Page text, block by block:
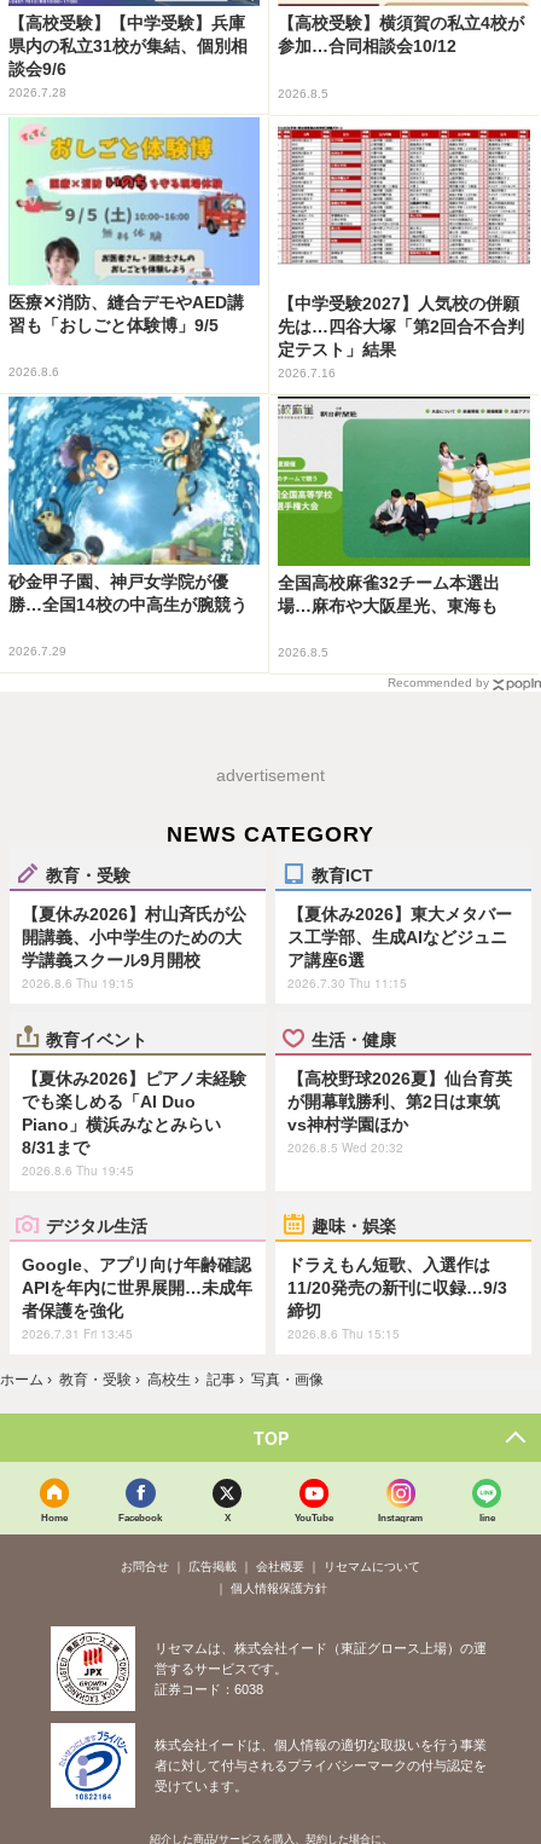
【高校受験】【中学受験】兵庫
県内の私立31校が集結、個別相
談会9/6
2026.7.28
【高校受験】横須賀の私立4校が
参加…合同相談会10/12
2026.8.5
医療✕消防、縫合デモやAED講
習も「おしごと体験博」9/5
2026.8.6
【中学受験2027】人気校の併願
先は…四谷大塚「第2回合不合判
定テスト」結果
2026.7.16
砂金甲子園、神戸女学院が優
勝…全国14校の中高生が腕競う
2026.7.29
全国高校麻雀32チーム本選出
場…麻布や大阪星光、東海も
2026.8.5
Recommended by
advertisement
NEWS CATEGORY
教育・受験
【夏休み2026】村山斉氏が公
開講義、小中学生のための大
学講義スクール9月開校
2026.8.6 Thu 19:15
教育ICT
【夏休み2026】東大メタバー
ス工学部、生成AIなどジュニ
ア講座6選
2026.7.30 Thu 11:15
教育イベント
【夏休み2026】ピアノ未経験
でも楽しめる「AI Duo
Piano」横浜みなとみらい
8/31まで
2026.8.6 Thu 19:45
生活・健康
【高校野球2026夏】仙台育英
が開幕戦勝利、第2日は東筑
vs神村学園ほか
2026.8.5 Wed 20:32
デジタル生活
Google、アプリ向け年齢確認
APIを年内に世界展開…未成年
者保護を強化
2026.7.31 Fri 13:45
趣味・娯楽
ドラえもん短歌、入選作は
11/20発売の新刊に収録…9/3
締切
2026.8.6 Thu 15:15
ホーム › 教育・受験 › 高校生 › 記事 › 写真・画像
TOP
Home Facebook X YouTube Instagram line
お問合せ 広告掲載 会社概要
リセマムについて
個人情報保護方針
リセマムは、株式会社イード（東証グロース上場）の運
営するサービスです。
証券コード：6038
株式会社イードは、個人情報の適切な取扱いを行う事業
者に対して付与されるプライバシーマークの付与認定を
受けています。
紹介した商品/サービスを購入、契約した場合に、